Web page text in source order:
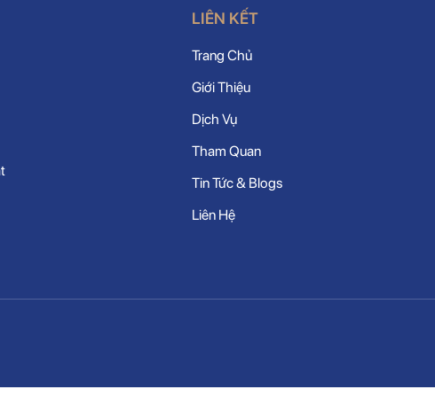
LIÊN KẾT
Trang Chủ
Giới Thiệu
Dịch Vụ
Tham Quan
Tin Tức & Blogs
Liên Hệ